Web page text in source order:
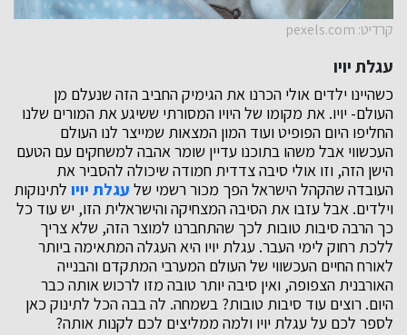
קרדיט: pexels.com
עגלת יויו
כשהיינו ילדים אולי הכרנו את הגימיק החביב הזה שנעלם מן
העולם- יויו. את מקומו של היויו המסורתי ששיגע את המורים שלנו
החליפו היום הפופיט ועוד המון המצאות שמייצר לנו העולם
העכשווי אבל משהו בתוכנו עדיין שומר אהבה למשחקים עם הטעם
הישן הזה, וזו אולי סיבה צדדית חמודה שיכולה להסביר את
העובדה שהקהל הישראל הפך מכור רשמי של עגלת יויו לתינוקות
וילדים. אבל עזבו את הסיבה המצחיקה והישראלית הזו, יש עוד כל
כך הרבה סיבות טובות לכך שהתחברנו למוצר הזה, שלא צריך
ללכת רחוק לימי העבר. עגלת יויו היא העגלה המתאימה ביותר
לאורח החיים העכשווי של העולם המערבי המתקדם והבנייה
האורבנית הצפופה, ואין סיבה יותר טובה מזו לרכוש אותה כבר
היום. רוצים עוד סיבות טובות? בשמחה. לה בבה הכל לתינוק כאן
לספר לכם על עגלת יויו ולמה ממליצים לכם לקנות אותה?